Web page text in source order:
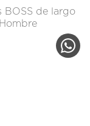
BOSS de largo